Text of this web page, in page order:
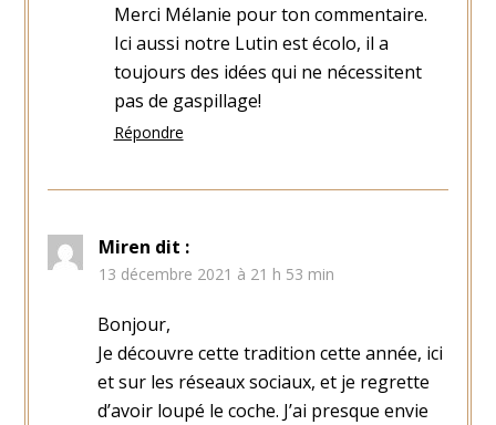
Merci Mélanie pour ton commentaire.
Ici aussi notre Lutin est écolo, il a
toujours des idées qui ne nécessitent
pas de gaspillage!
Répondre
Miren dit :
13 décembre 2021 à 21 h 53 min
Bonjour,
Je découvre cette tradition cette année, ici
et sur les réseaux sociaux, et je regrette
d’avoir loupé le coche. J’ai presque envie